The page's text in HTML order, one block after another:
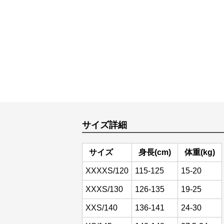
サイズ詳細
サイズ 身長(cm) 体重(kg)
XXXXS/120 115-125 15-20
XXXS/130 126-135 19-25
XXS/140 136-141 24-30